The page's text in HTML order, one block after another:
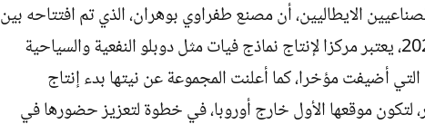
الايطاليين، أن مصنع طفراوي بوهران، الذي تم افتتاحه بين
ديسمبر 2023 ومطلع 2024، يعتبر مركزا لإنتاج نماذج فيات مثل دوبلو النفعية والسياحية
التي أضيفت مؤخرا، كما أعلنت المجموعة عن نيتها بدء إنتاج
لتكون موقعها الأول خارج أوروبا، في خطوة لتعزيز حضورها في